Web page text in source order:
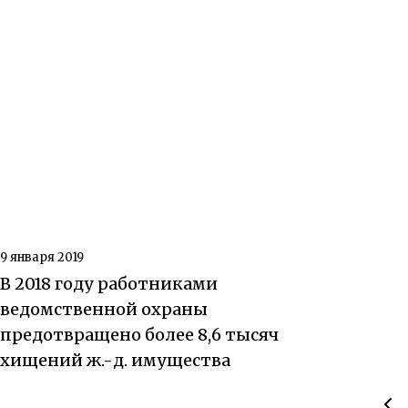
9 января 2019
В 2018 году работниками
ведомственной охраны
предотвращено более 8,6 тысяч
хищений ж.-д. имущества